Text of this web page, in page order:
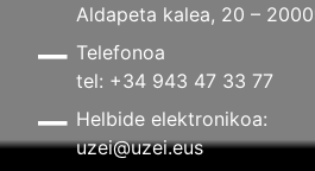
Aldapeta kalea, 20 –
Telefonoa
tel: +34 943 47 33 77
Helbide elektronikoa:
uzei@uzei.eus